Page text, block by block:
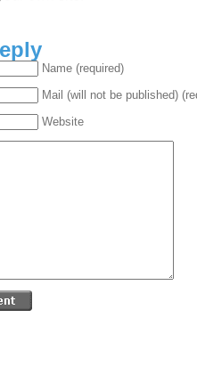
Name (required)
Mail (will not be published)
Website